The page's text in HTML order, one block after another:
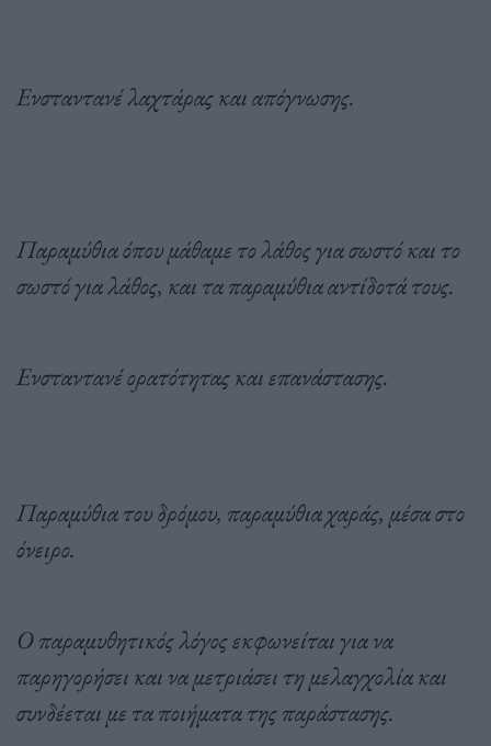
Ενσταντανέ λαχτάρας και απόγνωσης.
Παραμύθια όπου μάθαμε το λάθος για σωστό και το
σωστό για λάθος, και τα παραμύθια αντίδοτά τους.
Ενσταντανέ ορατότητας και επανάστασης.
Παραμύθια του δρόμου, παραμύθια χαράς, μέσα στο
όνειρο.
Ο παραμυθητικός λόγος εκφωνείται για να
παρηγορήσει και να μετριάσει τη μελαγχολία και
συνδέεται με τα ποιήματα της παράστασης.